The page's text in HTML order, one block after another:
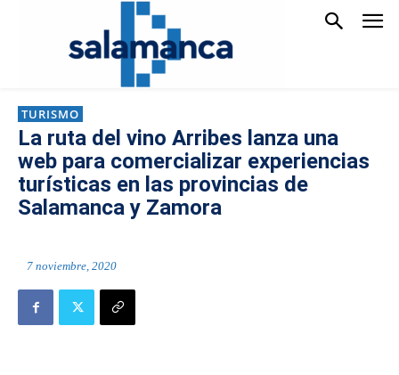
TURISMO
La ruta del vino Arribes lanza una
web para comercializar experiencias
turísticas en las provincias de
Salamanca y Zamora
7 noviembre, 2020